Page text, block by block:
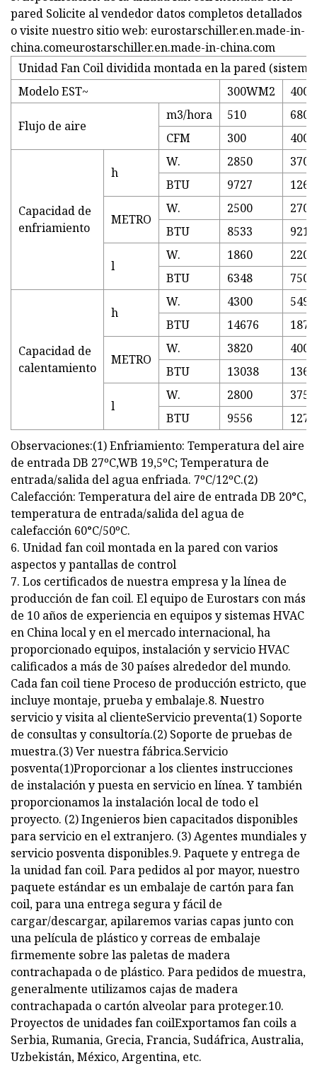
pared Solicite al vendedor datos completos detallados
o visite nuestro sitio web: eurostarschiller.en.made-in-
china.comeurostarschiller.en.made-in-china.com
Unidad Fan Coil dividida montada en la pared
Modelo EST~
300WM2
Flujo de aire
m3/hora 510
680
CFM
300 400
Capacidad de
enfriamiento
h
W. 2850
3700
BTU
9727
METRO
W. 2500
2700
BTU
8533 9215
l
W. 1860
2200
BTU
6348 7509
Capacidad de
calentamiento
h
W. 4300
5490
BTU
14676
METRO
W. 3820
4000
BTU
13038
l
W. 2800
3750
BTU
9556
Observaciones:(1) Enfriamiento: Temperatura del aire
de entrada DB 27ºC,WB 19,5ºC; Temperatura de
entrada/salida del agua enfriada. 7ºC/12ºC.(2)
Calefacción: Temperatura del aire de entrada DB 20°C,
temperatura de entrada/salida del agua de
calefacción 60°C/50ºC.
6. Unidad fan coil montada en la pared con varios
aspectos y pantallas de control
7. Los certificados de nuestra empresa y la línea de
producción de fan coil. El equipo de Eurostars con más
de 10 años de experiencia en equipos y sistemas HVAC
en China local y en el mercado internacional, ha
proporcionado equipos, instalación y servicio HVAC
calificados a más de 30 países alrededor del mundo.
Cada fan coil tiene Proceso de producción estricto, que
incluye montaje, prueba y embalaje.8. Nuestro
servicio y visita al clienteServicio preventa(1) Soporte
de consultas y consultoría.(2) Soporte de pruebas de
muestra.(3) Ver nuestra fábrica.Servicio
posventa(1)Proporcionar a los clientes instrucciones
de instalación y puesta en servicio en línea. Y también
proporcionamos la instalación local de todo el
proyecto. (2) Ingenieros bien capacitados disponibles
para servicio en el extranjero. (3) Agentes mundiales y
servicio posventa disponibles.9. Paquete y entrega de
la unidad fan coil. Para pedidos al por mayor, nuestro
paquete estándar es un embalaje de cartón para fan
coil, para una entrega segura y fácil de
cargar/descargar, apilaremos varias capas junto con
una película de plástico y correas de embalaje
firmemente sobre las paletas de madera
contrachapada o de plástico. Para pedidos de muestra,
generalmente utilizamos cajas de madera
contrachapada o cartón alveolar para proteger.10.
Proyectos de unidades fan coilExportamos fan coils a
Serbia, Rumania, Grecia, Francia, Sudáfrica, Australia,
Uzbekistán, México, Argentina, etc.